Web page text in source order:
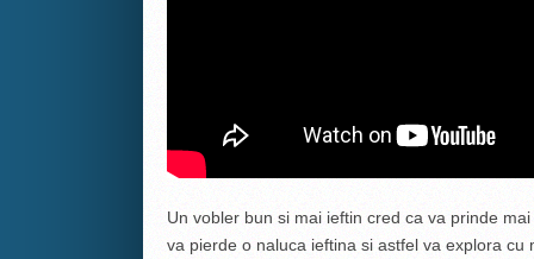
Un vobler bun si mai ieftin cred ca va prinde
va pierde o naluca ieftina si astfel va explora